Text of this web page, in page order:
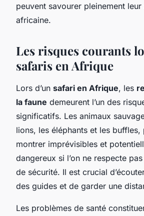
peuvent savourer pleinement leur
africaine.
Les risques courants
safaris en Afrique
Lors d’un safari en Afrique, les
la faune demeurent l’un des
significatifs. Les animaux
lions, les éléphants et les buffles,
montrer imprévisibles et
dangereux si l’on ne respecte
de sécurité. Il est crucial
des guides et de garder une
Les problèmes de santé